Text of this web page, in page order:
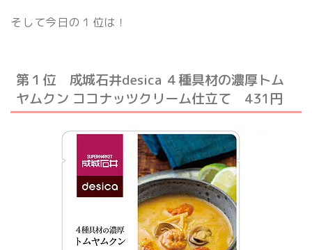
そして今日の１位は！
第１位 成城石井desica ４種具材の濃厚トム
ヤムクン ココナッツクリーム仕立て 431円